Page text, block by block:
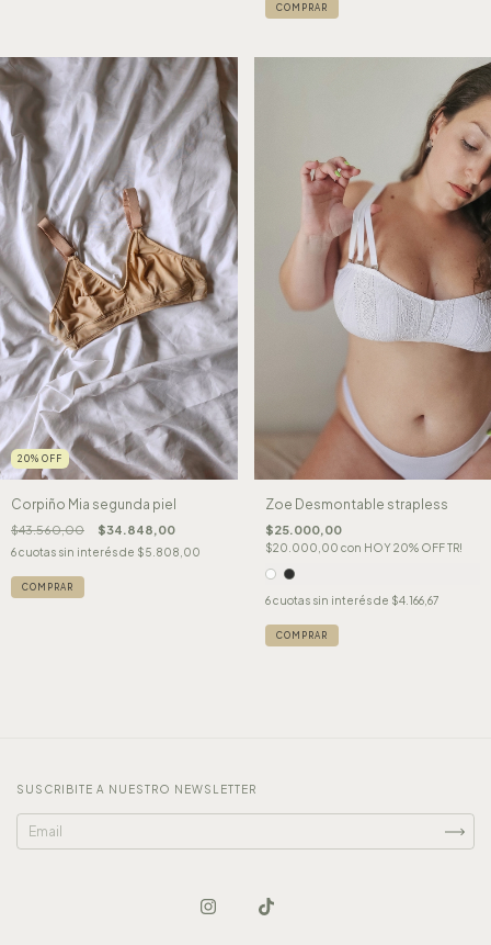
COMPRAR
20% OFF
Corpiño Mia segunda piel
$43.560,00 $34.848,00
6cuotas sin interés de $5.808,00
COMPRAR
Zoe Desmontable strapless
$25.000,00
$20.000,00 con HOY 20% OFF TR!
6 cuotas sin interés de $4.166,67
COMPRAR
SUSCRIBITE A NUESTRO NEWSLETTER